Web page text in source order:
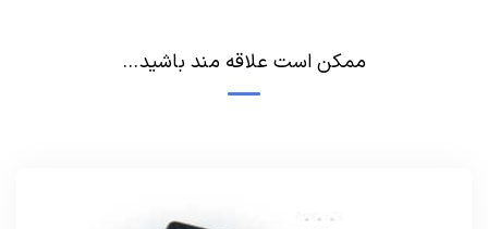
ممکن است علاقه مند باشید...